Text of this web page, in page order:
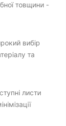
товщини -
вибір
та
листи